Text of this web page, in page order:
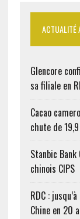
ACTUALITÉ
Glencore
sa filiale en
Cacao
chute de
Stanbic
chinois CIPS
RDC :
Chine en 20